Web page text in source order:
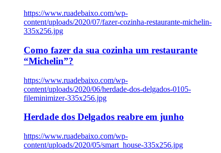
https://www.ruadebaixo.com/wp-
content/uploads/2020/07/fazer-cozinha-restaurante-michelin-
335x256.jpg
Como fazer da sua cozinha um restaurante
“Michelin”?
https://www.ruadebaixo.com/wp-
content/uploads/2020/06/herdade-dos-delgados-0105-
fileminimizer-335x256.jpg
Herdade dos Delgados reabre em junho
https://www.ruadebaixo.com/wp-
content/uploads/2020/05/smart_house-335x256.jpg